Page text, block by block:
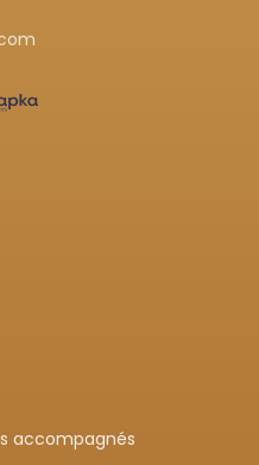
accompagnés